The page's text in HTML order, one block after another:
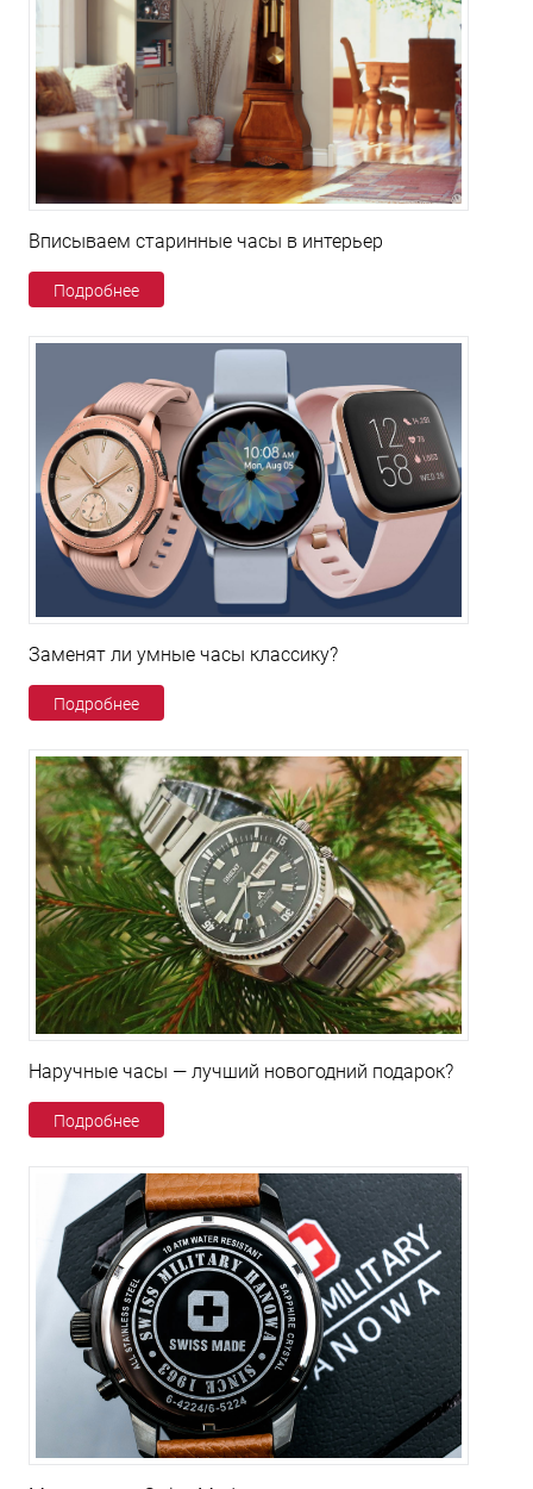
Вписываем старинные часы в интерьер
Подробнее
Заменят ли умные часы классику?
Подробнее
Наручные часы — лучший новогодний подарок?
Подробнее